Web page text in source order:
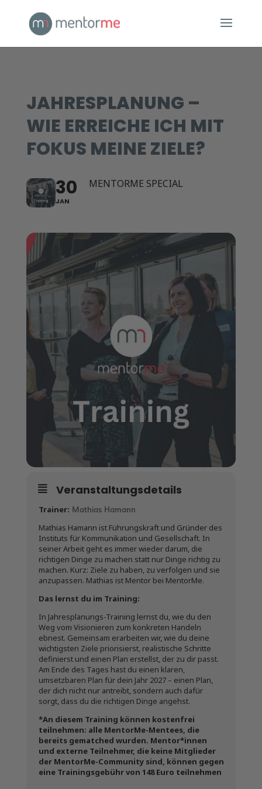
JAHRESPLANUNG –
WIE ERREICHE ICH MIT
FOKUS MEINE ZIELE?
30
JAN
MENTORME SPECIAL
Veranstaltungsdetails
Trainer: Mathias Hamann
Mathias Hamann ist Führungskraft und Gründer des
Instituts für Kommunikation und Gesellschaft. In
seiner Arbeit geht es immer wieder darum, die
richtigen Dinge zu machen statt nur Dinge richtig zu
machen. Kurz: Ziele zu haben, zu verfolgen und sie
anzupassen. Mathias ist Mentor bei MentorMe.
Das lernst du im Training:
In Jahresplanungs-Training lernst du, wie du den
Weg vom Visionieren zum konkreten Handeln
ebnest. Gemeinsam erarbeiten wir, wie du deine
wichtigsten Ziele priorisierst, realistische Schritte
definierst und einen Plan erstellst, der zu dir passt.
Am Ende des Tages hast du einen klaren,
umsetzbaren Plan für dein Jahr 2027 – einen Plan,
der dich nicht nur antreibt, sondern auch dafür
sorgt, dass du die richtigen Dinge angehst.
*An diesem Training können kostenfrei
teilnehmen: alle MentorMe-Mentees, die
bereits gematched wurden. Mentor*innen
und externe Teilnehmer, die keine Mitglieder
der MentorMe-Community sind, können gegen
eine Trainingsgebühr von 148 Euro teilnehmen